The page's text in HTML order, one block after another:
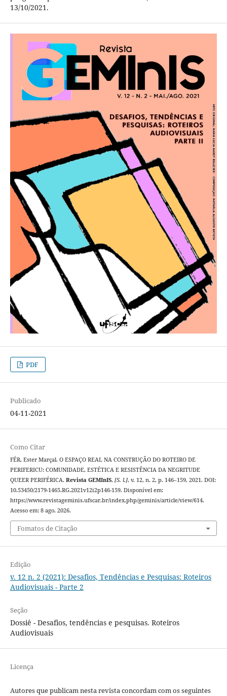
13/10/2021.
PDF
Publicado
04-11-2021
Como Citar
FÉR, Ester Marçal. O ESPAÇO REAL NA CONSTRUÇÃO DO ROTEIRO DE
PERIFERICU: COMUNIDADE, ESTÉTICA E RESISTÊNCIA DA NEGRITUDE
QUEER PERIFÉRICA. Revista GEMInIS, [S. l.], v. 12, n. 2, p. 146–159, 2021. DOI:
10.53450/2179-1465.RG.2021v12i2p146-159. Disponível em:
https://www.revistageminis.ufscar.br/index.php/geminis/article/view/614.
Acesso em: 8 ago. 2026.
Fomatos de Citação
Edição
v. 12 n. 2 (2021): Desafios, Tendências e Pesquisas: Roteiros
Audiovisuais - Parte 2
Seção
Dossiê - Desafios, tendências e pesquisas. Roteiros
Audiovisuais
Licença
Autores que publicam nesta revista concordam com os seguintes